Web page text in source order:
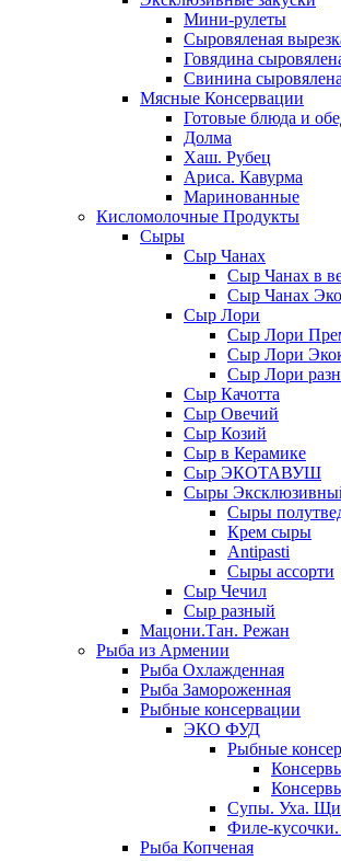
Мини-рулеты
Сыровяленая
Говядина
Свинина
Мясные Консервации
Готовые блюда и
Долма
Хаш. Рубец
Ариса. Кавурма
Маринованные
Кисломолочные Продукты
Сыры
Сыр Чанах
Сыр Чанах в
Сыр Чанах
Сыр Лори
Сыр Лори
Сыр Лори
Сыр Лори
Сыр Качотта
Сыр Овечий
Сыр Козий
Сыр в Керамике
Сыр ЭКОТАВУШ
Сыры
Сыры
Крем сыры
Antipasti
Сыры ассорти
Сыр Чечил
Сыр разный
Мацони.Тан. Режан
Рыба из Армении
Рыба Охлажденная
Рыба Замороженная
Рыбные консервации
ЭКО ФУД
Рыбные
Супы. Уха. Щи
Филе-
Рыба Копченая